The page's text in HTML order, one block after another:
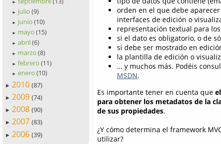
►
► julio (9)
► junio (10)
► mayo (15)
► abril (6)
► marzo (8)
► febrero (11)
► enero (10)
► 2010 (87)
► 2009 (74)
► 2008 (90)
► 2007 (83)
► 2006 (39)
orden en el que debe
interfaces de edición o
representación textual para
si el dato es obligatorio, o de
si debe ser mostrado en
la plantilla de edición o
… y muchos más. Podéis
MSDN.
Es importante tener en cuenta que
para obtener los metadatos de la
de sus propiedades.
¿Y cómo determina el framework
utilizar?